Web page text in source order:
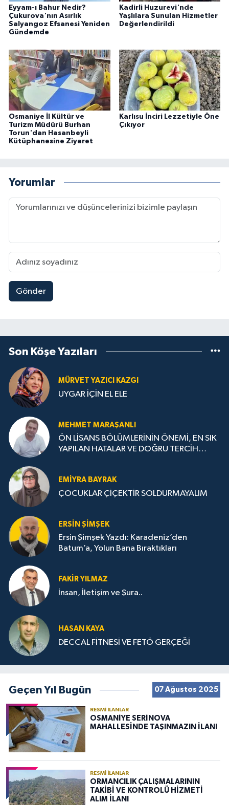
Eyyam-ı Bahur Nedir?
Çukurova'nın Asırlık
Salyangoz Efsanesi Yeniden
Gündemde
Kadirli Huzurevi'nde
Yaşlılara Sunulan Hizmetler
Değerlendirildi
Osmaniye İl Kültür ve
Turizm Müdürü Burhan
Torun'dan Hasanbeyli
Kütüphanesine Ziyaret
Karlısu İnciri Lezzetiyle Öne
Çıkıyor
Yorumlar
Gönder
Son Köşe Yazıları
MÜRVET YAZICI KAZGI
UYGAR İÇİN EL ELE
MEHMET MARAŞANLI
ÖN LİSANS BÖLÜMLERİNİN ÖNEMİ, EN SIK
YAPILAN HATALAR VE DOĞRU TERCİH
EMIYRA BAYRAK
ÇOCUKLAR ÇİÇEKTİR SOLDURMAYALIM
ERSIN ŞIMŞEK
Ersin Şimşek Yazdı: Karadeniz’den
Batum’a, Yolun Bana Bıraktıkları
FAKIR YILMAZ
İnsan, İletişim ve Şura..
HASAN KAYA
DECCAL FİTNESİ VE FETÖ GERÇEĞİ
Geçen Yıl Bugün 07 Ağustos 2025
RESMI İLANLAR
OSMANİYE SERİNOVA
MAHALLESİNDE TAŞINMAZIN İLANI
RESMI İLANLAR
ORMANCILIK ÇALIŞMALARININ
TAKİBİ VE KONTROLÜ HİZMETİ
ALIM İLANI